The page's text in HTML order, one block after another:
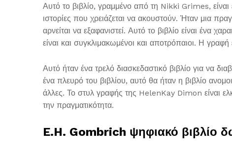
Αυτό το βιβλίο, γραμμένο από τη Nikki Grimes,
ιστορίες που χρειάζεται να ακουστούν. Ήταν μια
αρνείται να εξαφανιστεί. Αυτό το βιβλίο είναι ένα
είναι και συγκλιμακωμένοι και αποτρόπαιοι. Η
Αυτό ήταν ένα τρελό διασκεδαστικό βιβλίο για να
ένα πλευρό του βιβλίου, αυτό θα ήταν η βιβλίο
άλλες. Το στυλ γραφής της HelenKay Dimon είναι
την πραγματικότητα.
E.H. Gombrich ψηφιακό βιβλίο